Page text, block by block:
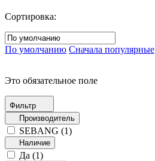
Сортировка:
По умолчанию Сначала популярные
Это обязательное поле
Фильтр
Производитель
SEBANG (1)
Наличие
Да (1)